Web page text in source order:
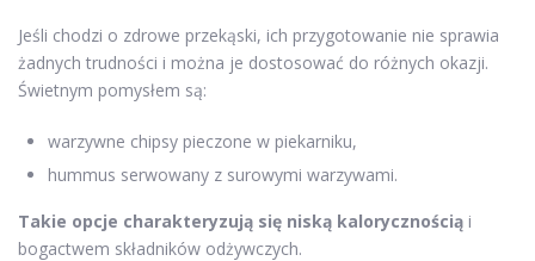
Jeśli chodzi o zdrowe przekąski, ich przygotowanie nie sprawia
żadnych trudności i można je dostosować do różnych okazji.
Świetnym pomysłem są:
warzywne chipsy pieczone w piekarniku,
hummus serwowany z surowymi warzywami.
Takie opcje charakteryzują się niską kalorycznością i
bogactwem składników odżywczych.